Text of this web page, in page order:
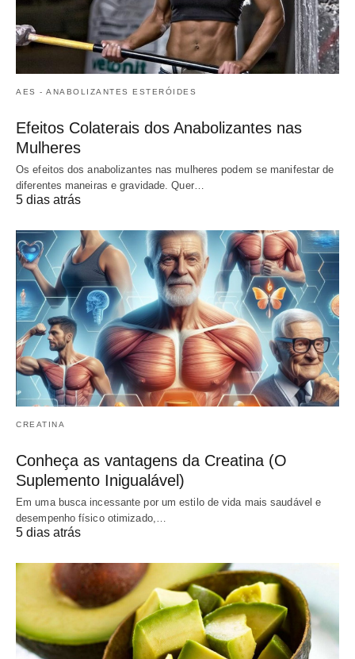
AES - ANABOLIZANTES ESTERÓIDES
Efeitos Colaterais dos Anabolizantes nas
Mulheres
Os efeitos dos anabolizantes nas mulheres podem se manifestar de
diferentes maneiras e gravidade. Quer…
5 dias atrás
CREATINA
Conheça as vantagens da Creatina (O
Suplemento Inigualável)
Em uma busca incessante por um estilo de vida mais saudável e
desempenho físico otimizado,…
5 dias atrás